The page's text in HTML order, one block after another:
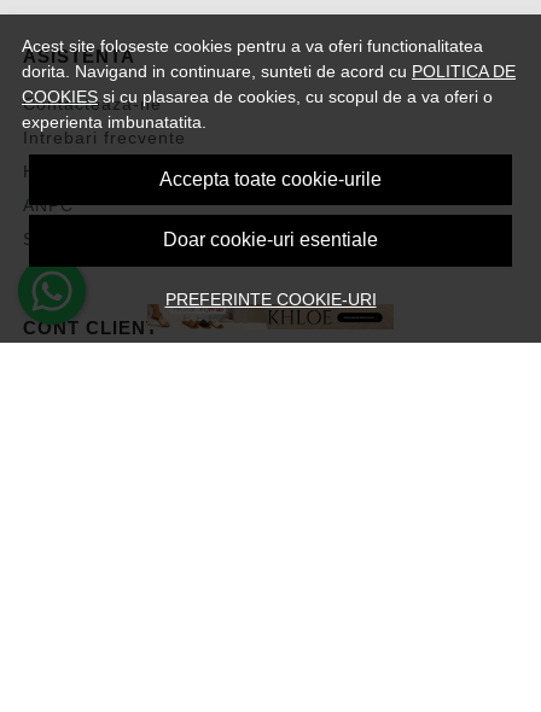
Acest site foloseste cookies pentru a va oferi functionalitatea
dorita. Navigand in continuare, sunteti de acord cu POLITICA DE
COOKIES si cu plasarea de cookies, cu scopul de a va oferi o
experienta imbunatatita.
Accepta toate cookie-urile
Doar cookie-uri esentiale
PREFERINTE COOKIE-URI
ASISTENTA
Contacteaza-ne
Intrebari frecvente
Harta site
ANPC
Solutionarea litigiilor
CONT CLIENT